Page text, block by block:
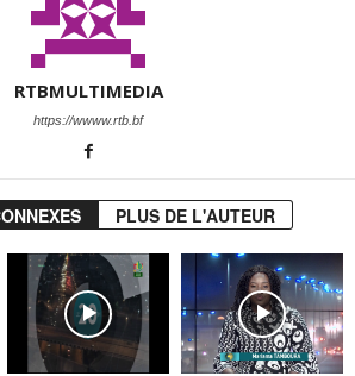
RTBMULTIMEDIA
https://wwww.rtb.bf
PLUS DE L'AUTEUR